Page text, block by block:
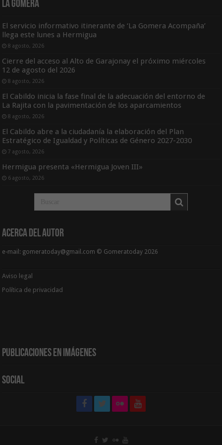
La Gomera
El servicio informativo itinerante de ‘La Gomera Acompaña’
llega este lunes a Hermigua
8 agosto, 2026
Cierre del acceso al Alto de Garajonay el próximo miércoles
12 de agosto del 2026
8 agosto, 2026
El Cabildo inicia la fase final de la adecuación del entorno de
La Rajita con la pavimentación de los aparcamientos
8 agosto, 2026
El Cabildo abre a la ciudadanía la elaboración del Plan
Estratégico de Igualdad y Políticas de Género 2027-2030
7 agosto, 2026
Hermigua presenta «Hermigua Joven III»
6 agosto, 2026
Acerca del Autor
e-mail: gomeratoday@gmail.com © Gomeratoday 2026
Aviso legal
Política de privacidad
Publicaciones en Imágenes
Social